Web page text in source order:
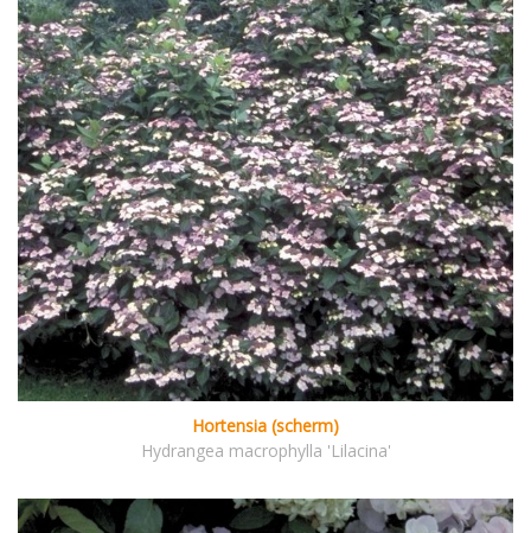
Hortensia (scherm)
Hydrangea macrophylla 'Lilacina'